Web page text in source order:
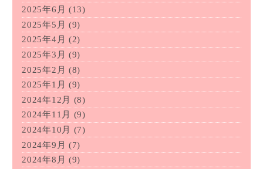
2025年6月 (13)
2025年5月 (9)
2025年4月 (2)
2025年3月 (9)
2025年2月 (8)
2025年1月 (9)
2024年12月
(8)
2024年11月
(9)
2024年10月
(7)
2024年9月 (7)
2024年8月 (9)